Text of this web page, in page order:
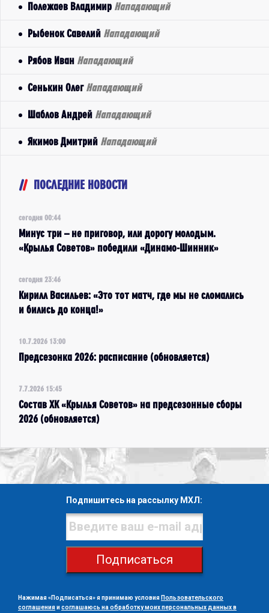
Полежаев Владимир Нападающий
Рыбенок Савелий Нападающий
Рябов Иван Нападающий
Сенькин Олег Нападающий
Шаблов Андрей Нападающий
Якимов Дмитрий Нападающий
ПОСЛЕДНИЕ НОВОСТИ
сегодня 00:44
Минус три – не приговор, или дорогу молодым.
«Крылья Советов» победили «Динамо-Шинник»
сегодня 23:46
Кирилл Васильев: «Это тот матч, где мы не сломались
и бились до конца!»
10.7.2026 13:00
Предсезонка 2026: расписание (обновляется)
7.7.2026 15:45
Состав ХК «Крылья Советов» на предсезонные сборы
2026 (обновляется)
Подпишитесь на рассылку МХЛ:
Подписаться
Нажимая «Подписаться» я принимаю условия Пользовательского
соглашенияисоглашаюсь на обработку моих персональных данных в